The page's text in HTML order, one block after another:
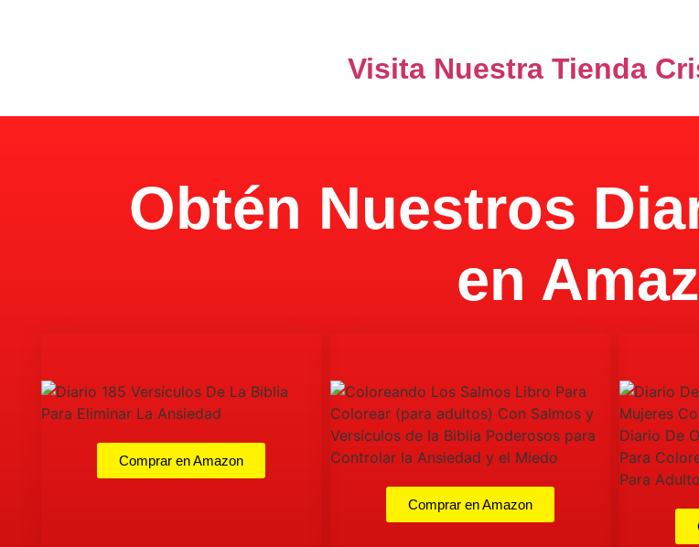
Visita Nuestra Tienda
Obtén Nuestros
en
Comprar en Amazon
Comprar en Amazon